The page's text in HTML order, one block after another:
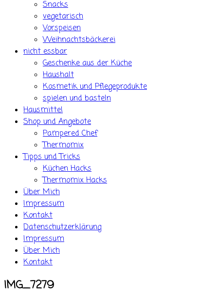
Snacks
vegetarisch
Vorspeisen
Weihnachtsbäckerei
nicht essbar
Geschenke aus der Küche
Haushalt
Kosmetik und Pflegeprodukte
spielen und basteln
Hausmittel
Shop und Angebote
Pampered Chef
Thermomix
Tipps und Tricks
Küchen Hacks
Thermomix Hacks
Über Mich
Impressum
Kontakt
Datenschutzerklärung
Impressum
Über Mich
Kontakt
IMG_7279